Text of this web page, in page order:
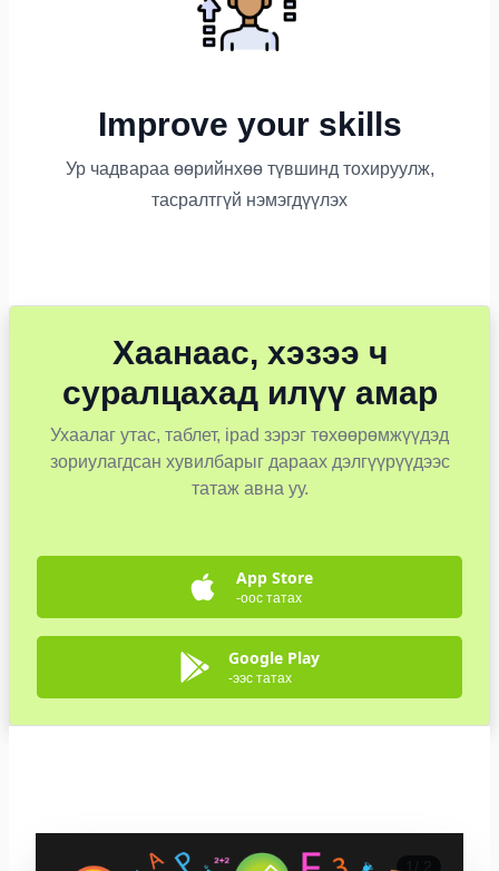
Improve your skills
Ур чадвараа өөрийнхөө түвшинд тохируулж,
тасралтгүй нэмэгдүүлэх
Хаанаас, хэзээ ч
суралцахад илүү амар
Ухаалаг утас, таблет, ipad зэрэг төхөөрөмжүүдэд
зориулагдсан хувилбарыг дараах дэлгүүрүүдээс
татаж авна уу.
App Store
-оос татах
Google Play
-ээс татах